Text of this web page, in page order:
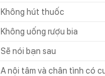
Không hút thuốc
Không uống rượu bia
Sẽ nói bạn sau
A nội tâm và chân tình có